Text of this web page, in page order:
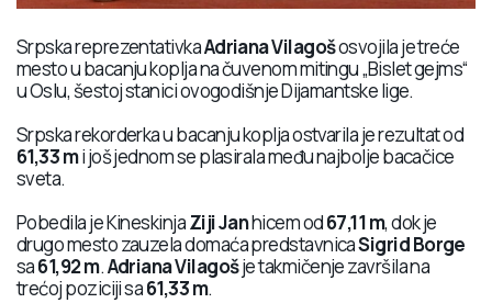
Srpska reprezentativkaAdriana Vilagošosvojila je treće
mesto u bacanju koplja na čuvenom mitingu „Bislet gejms“
u Oslu, šestoj stanici ovogodišnje Dijamantske lige.
Srpska rekorderka u bacanju koplja ostvarila je rezultat od
61,33 mi još jednom se plasirala među najbolje bacačice
sveta.
Pobedila je KineskinjaZiji Janhicem od67,11 m, dok je
drugo mesto zauzela domaća predstavnicaSigrid Borge
sa61,92 m.Adriana Vilagošje takmičenje završila na
trećoj poziciji sa61,33 m.